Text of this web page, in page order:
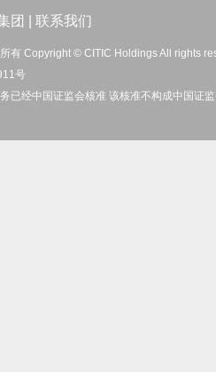
团 联系我们
有 Copyright © CITIC Holdings All rights
号
已经中国证监会核准 该核准不构成中国证